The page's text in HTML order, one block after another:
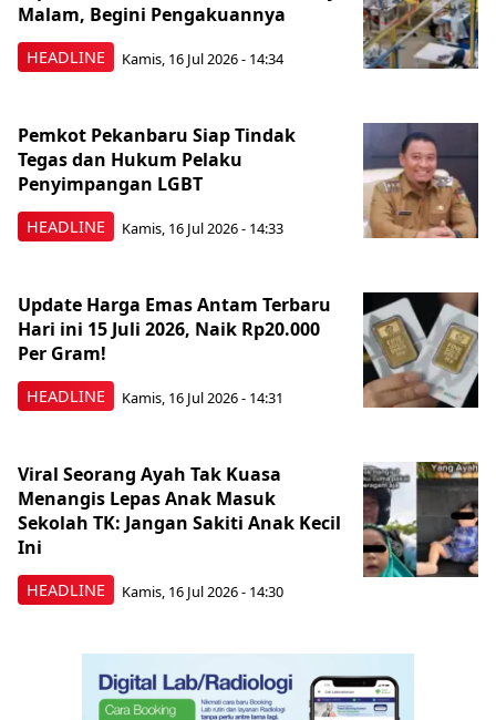
HEADLINE
Malam, Begini Pengakuannya
Kamis, 16 Jul 2026 - 14:34
HEADLINE
Pemkot Pekanbaru Siap Tindak
Tegas dan Hukum Pelaku
Penyimpangan LGBT
Kamis, 16 Jul 2026 - 14:33
HEADLINE
Update Harga Emas Antam Terbaru
Hari ini 15 Juli 2026, Naik Rp20.000
Per Gram!
Kamis, 16 Jul 2026 - 14:31
HEADLINE
Viral Seorang Ayah Tak Kuasa
Menangis Lepas Anak Masuk
Sekolah TK: Jangan Sakiti Anak Kecil
Ini
Kamis, 16 Jul 2026 - 14:30